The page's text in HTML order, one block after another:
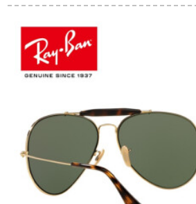
8819 gladeーショ
赤い街のスタとシー